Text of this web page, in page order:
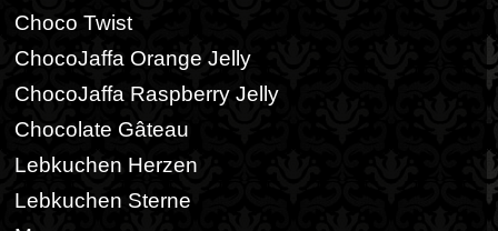
Choco Twist
ChocoJaffa Orange Jelly
ChocoJaffa Raspberry Jelly
Chocolate Gâteau
Lebkuchen Herzen
Lebkuchen Sterne